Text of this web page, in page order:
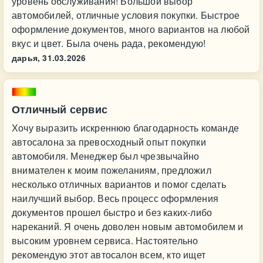
автомобилей, отличные условия покупки. Быстрое
оформление документов, много вариантов на любой
вкус и цвет. Была очень рада, рекомендую!
дарья, 31.03.2026
Отличный сервис
Хочу выразить искреннюю благодарность команде
автосалона за превосходный опыт покупки
автомобиля. Менеджер был чрезвычайно
внимателен к моим пожеланиям, предложил
несколько отличных вариантов и помог сделать
наилучший выбор. Весь процесс оформления
документов прошел быстро и без каких-либо
нареканий. Я очень доволен новым автомобилем и
высоким уровнем сервиса. Настоятельно
рекомендую этот автосалон всем, кто ищет